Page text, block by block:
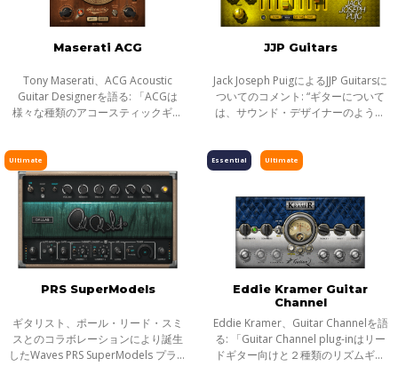
Maserati ACG
Tony Maserati、ACG Acoustic
Guitar Designerを語る: 「ACGは
様々な種類のアコースティックギタ
的なツールです。’ACG 1’の設定はレ
ベルをマキシ
JJP Guitars
Jack Joseph PuigによるJJP Guitarsに
ついてのコメント: “ギターについて
は、サウンド・デザイナーのように
くんだ。トーンを明るくする、ダー
Ultimate
PRS SuperModels
ギタリスト、ポール・リード・スミ
スとのコラボレーションにより誕生
したWaves PRS SuperModels プラグ
Ultimate
Essential
Eddie Kramer Guitar
Channel
Eddie Kramer、Guitar Channelを語
る: 「Guitar Channel plug-inはリー
ドギター向けと２種類のリズムギタ